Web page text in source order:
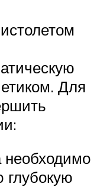
Для
необходимо
глубокую